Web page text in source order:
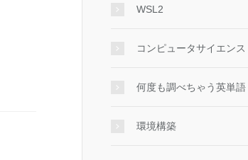
WSL2
コンピュータサイエンス
何度も調べちゃう英単語
環境構築